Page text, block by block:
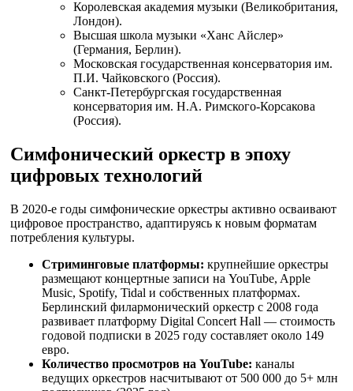
Королевская академия музыки (Великобритания,
Лондон).
Высшая школа музыки «Ханс Айслер»
(Германия, Берлин).
Московская государственная консерватория им.
П.И. Чайковского (Россия).
Санкт-Петербургская государственная
консерватория им. Н.А. Римского-Корсакова
(Россия).
Симфонический оркестр в эпоху
цифровых технологий
В 2020-е годы симфонические оркестры активно осваивают
цифровое пространство, адаптируясь к новым форматам
потребления культуры.
Стриминговые платформы: крупнейшие оркестры
размещают концертные записи на YouTube, Apple
Music, Spotify, Tidal и собственных платформах.
Берлинский филармонический оркестр с 2008 года
развивает платформу Digital Concert Hall — стоимость
годовой подписки в 2025 году составляет около 149
евро.
Количество просмотров на YouTube: каналы
ведущих оркестров насчитывают от 500 000 до 5+ млн